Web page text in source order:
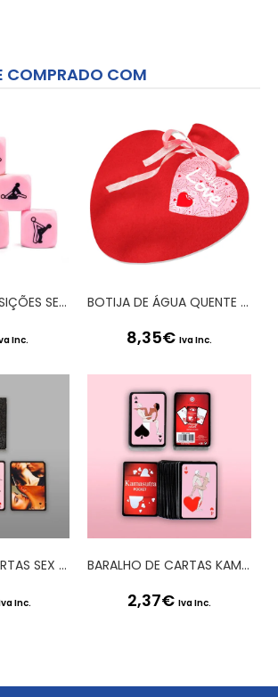
COMPRADO COM
DADO COM POSIÇÕES SEXUAIS 20 MM SECRET PLAY
Inc.
BOTIJA DE ÁGUA QUENTE HEARTWARMING
8,35€ Iva Inc.
BARALHO DE CARTAS SEX PLAY SECRET PLAY PORTUGUÊS E FRANCÊS
Inc.
BARALHO DE CARTAS KAMASUTRA SECRET PLAY
2,37€ Iva Inc.